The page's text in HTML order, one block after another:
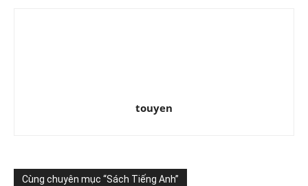
touyen
Cùng chuyên mục “Sách Tiếng Anh”